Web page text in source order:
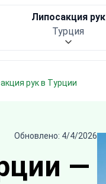
рук в Турции
Липосакция рук
Турция
Обновлено: 4/4/2026
—